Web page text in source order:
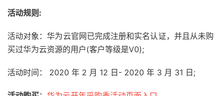
活动规则:
活动对象：华为云官网已完成注册和实名认证，并且从未购
买过华为云资源的用户(客户等级是V0);
活动时间： 2020 年 2 月 12 日- 2020 年 3 月 31 日;